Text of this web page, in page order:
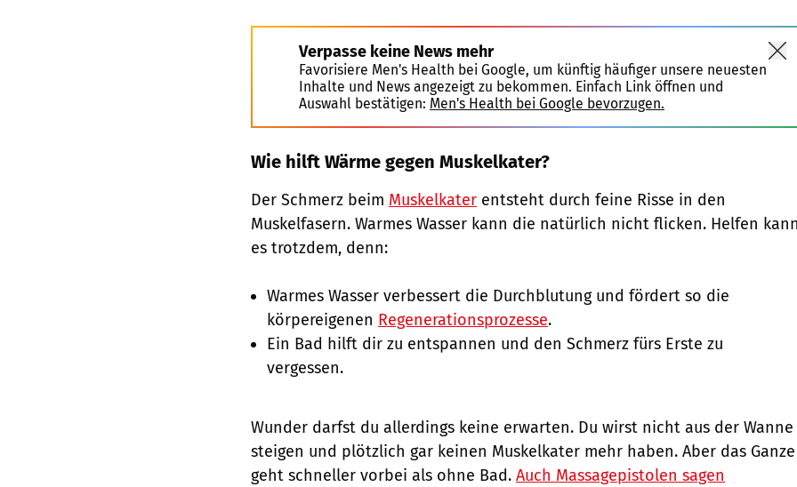
Verpasse keine News mehr
Favorisiere Men's Health bei Google, um künftig häufiger unsere neuesten
Inhalte und News angezeigt zu bekommen. Einfach Link öffnen und
Auswahl bestätigen: Men's Health bei Google bevorzugen.
Wie hilft Wärme gegen Muskelkater?
Der Schmerz beim Muskelkater entsteht durch feine Risse in den
Muskelfasern. Warmes Wasser kann die natürlich nicht flicken. Helfen
es trotzdem, denn:
Warmes Wasser verbessert die Durchblutung und fördert so die
körpereigenen Regenerationsprozesse.
Ein Bad hilft dir zu entspannen und den Schmerz fürs Erste zu
vergessen.
Wunder darfst du allerdings keine erwarten. Du wirst nicht aus der Wanne
steigen und plötzlich gar keinen Muskelkater mehr haben. Aber das Ganze
geht schneller vorbei als ohne Bad. Auch Massagepistolen sagen